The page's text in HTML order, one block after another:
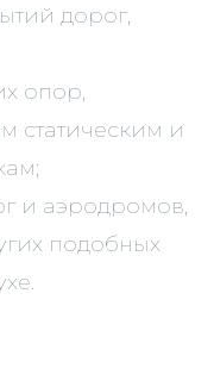
дорог,
опор,
статическим и
и аэродромов,
подобных